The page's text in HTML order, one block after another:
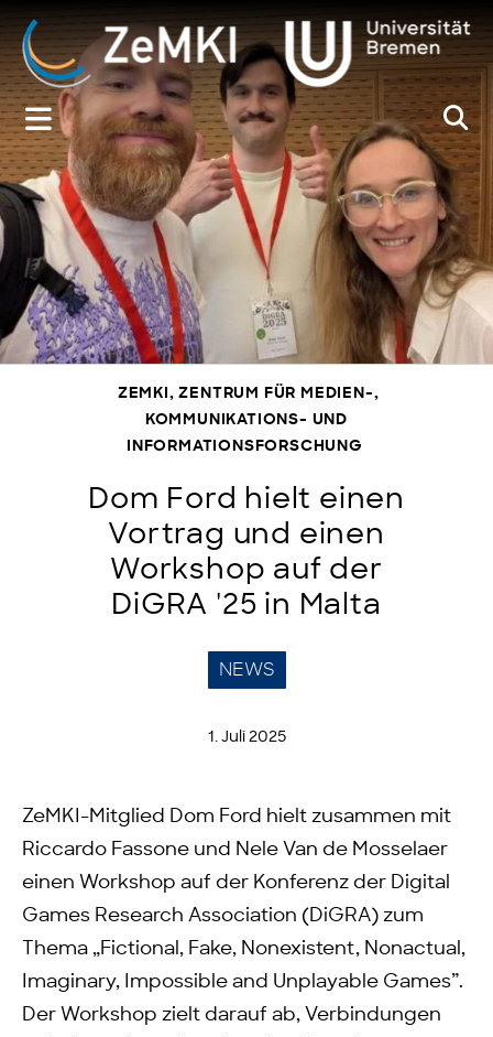
Zum
Inhalt
springen
ZEMKI, ZENTRUM FÜR MEDIEN-,
KOMMUNIKATIONS- UND
INFORMATIONSFORSCHUNG
Dom Ford hielt einen
Vortrag und einen
Workshop auf der
DiGRA '25 in Malta
NEWS
1. Juli 2025
ZeMKI-Mitglied Dom Ford hielt zusammen mit
Riccardo Fassone und Nele Van de Mosselaer
einen Workshop auf der Konferenz der Digital
Games Research Association (DiGRA) zum
Thema „Fictional, Fake, Nonexistent, Nonactual,
Imaginary, Impossible and Unplayable Games”.
Der Workshop zielt darauf ab, Verbindungen